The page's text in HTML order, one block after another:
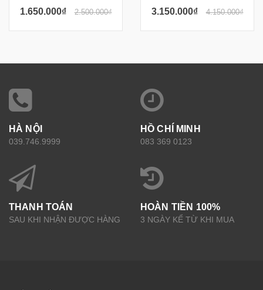
1.650.000₫ 2.500.000₫ 3.150.000₫ 4.150.000₫
HÀ NỘI
039.746.9999
HỒ CHÍ MINH
083 369 0123
THANH TOÁN
SAU KHI NHẬN ĐƯỢC HÀNG
HOÀN TIỀN 100%
3 NGÀY KỂ TỪ KHI MUA